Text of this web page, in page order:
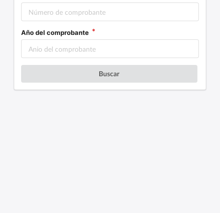
Año del comprobante
Buscar